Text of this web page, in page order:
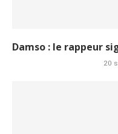
Damso : le rappeur
20